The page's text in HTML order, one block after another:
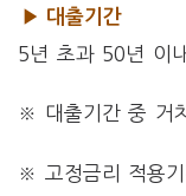
▶ 대출기간
5년 초과 50년 이
※ 대출기간 중 거
※ 고정금리 적용